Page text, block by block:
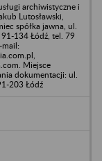
archiwistyczne i
Lutosławski,
spółka jawna, ul.
134 Łódź, tel. 79
Miejsce
dokumentacji: ul.
203 Łódź